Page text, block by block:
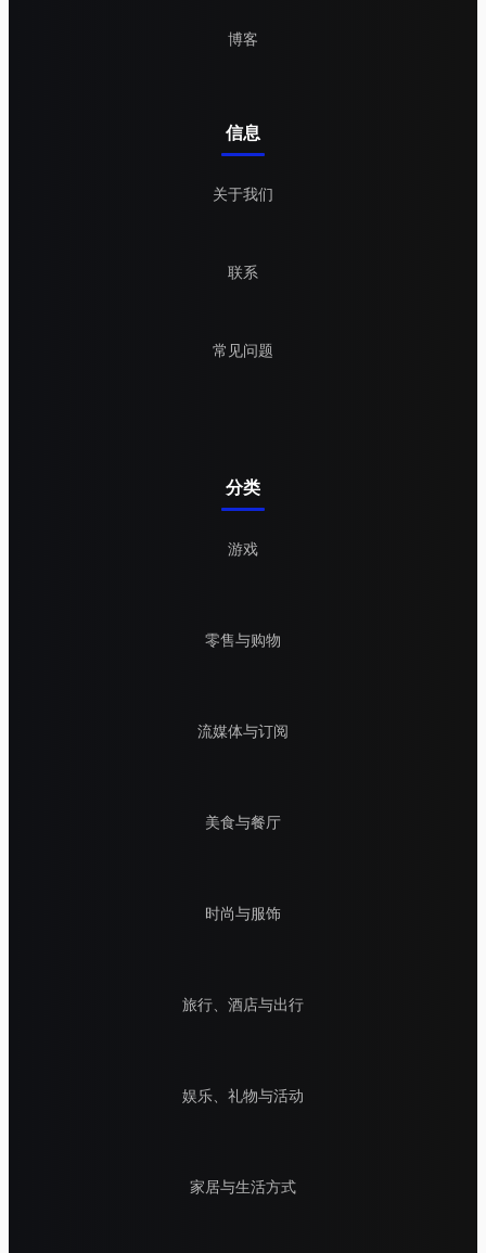
博客
信息
关于我们
联系
常见问题
分类
游戏
零售与购物
流媒体与订阅
美食与餐厅
时尚与服饰
旅行、酒店与出行
娱乐、礼物与活动
家居与生活方式